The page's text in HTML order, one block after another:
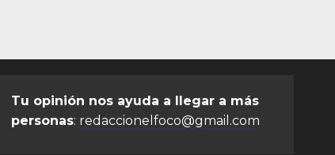
Tu opinión nos ayuda a llegar a más
personas: redaccionelfoco@gmail.com